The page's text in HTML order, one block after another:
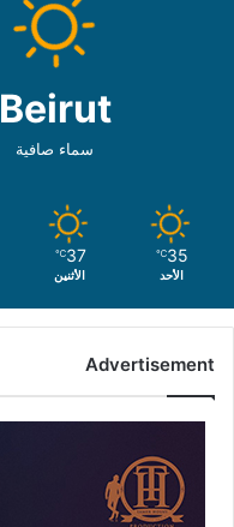
Beirut
سماء صافية
35
℃
الأحد
37
℃
الأثنين
Advertisement